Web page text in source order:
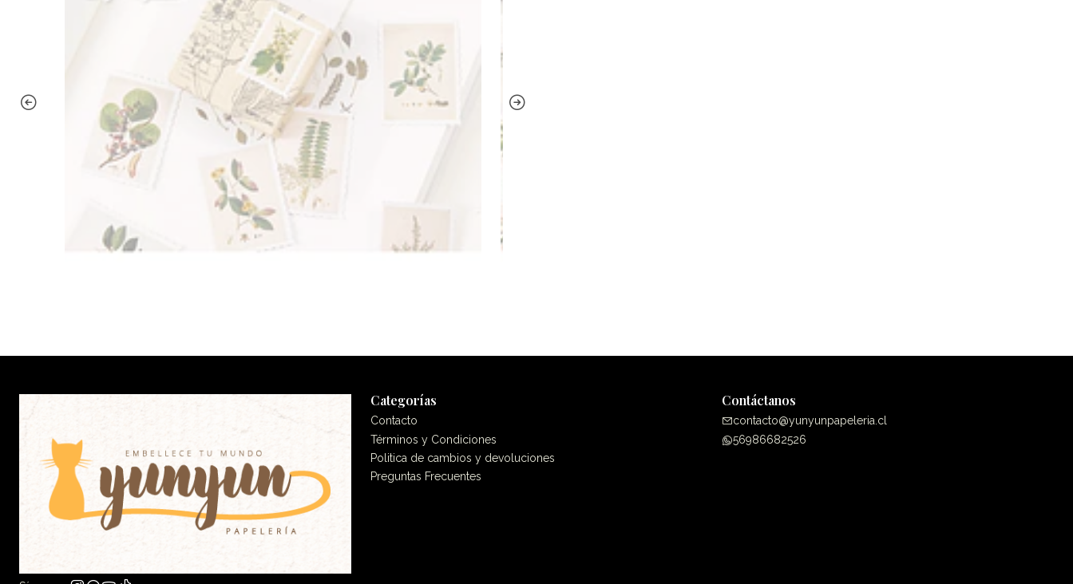
Categorías
Contacto
Términos y Condiciones
Politica de cambios y devoluciones
Preguntas Frecuentes
Contáctanos
contacto@yunyunpapeleria.cl
56986682526